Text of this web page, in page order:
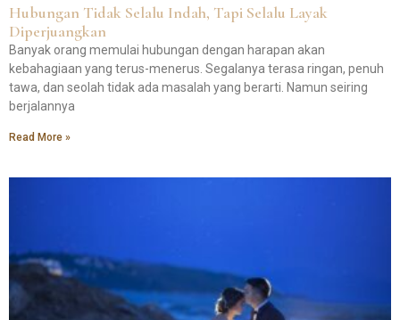
Hubungan Tidak Selalu Indah, Tapi Selalu Layak
Diperjuangkan
Banyak orang memulai hubungan dengan harapan akan
kebahagiaan yang terus-menerus. Segalanya terasa ringan, penuh
tawa, dan seolah tidak ada masalah yang berarti. Namun seiring
berjalannya
Read More »